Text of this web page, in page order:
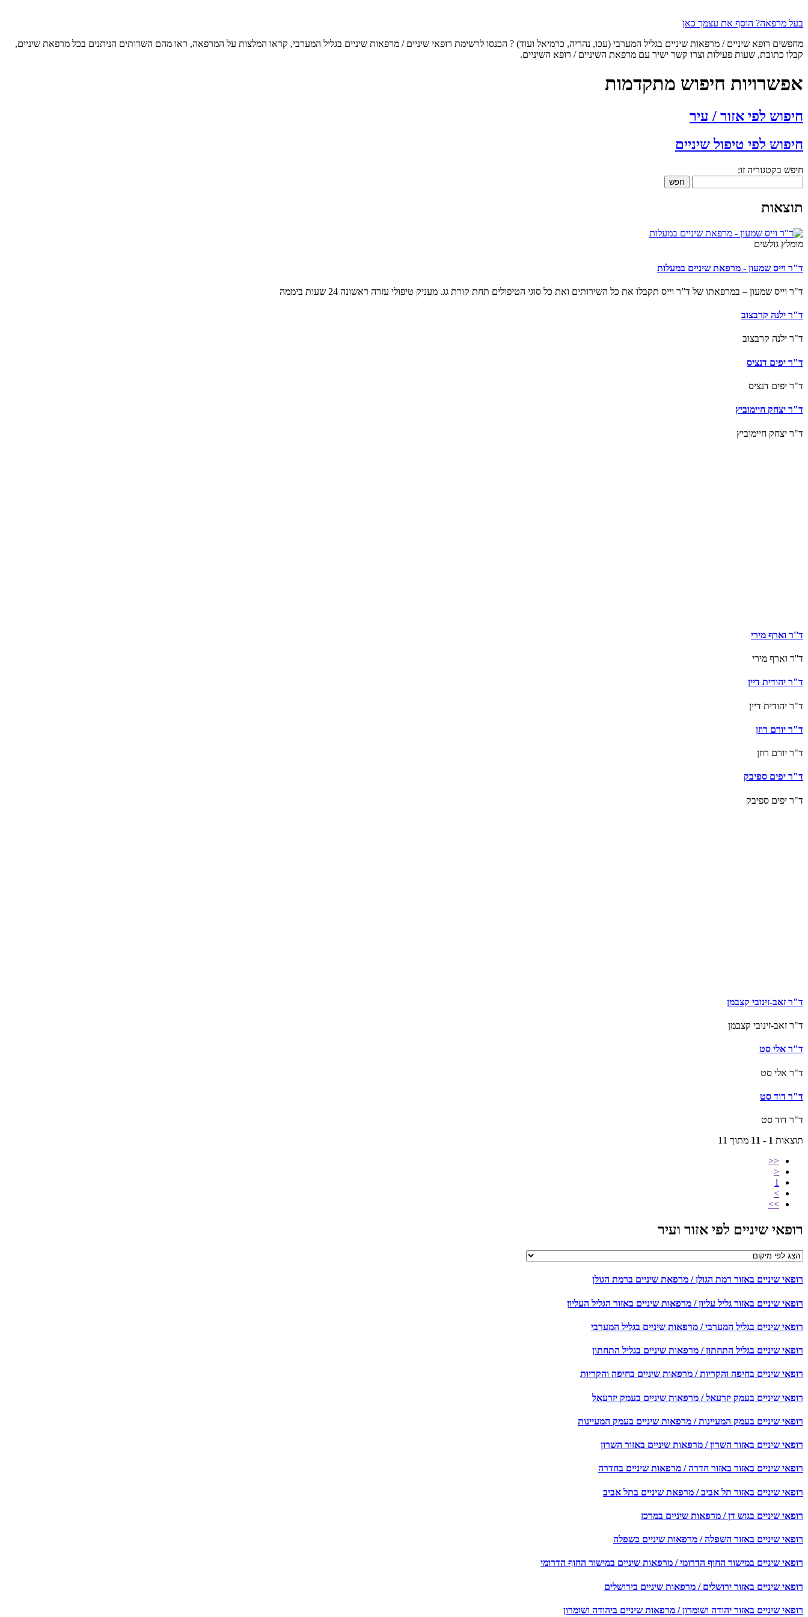
בעל מרפאה? הוסף את עצמך כאן
מחפשים רופא שיניים / מרפאות שיניים בגליל המערבי (עכו, נהריה, כרמיאל ועוד) ? הכנסו לרשימת רופאי שיניים / מרפאות שיניים בגליל המערבי, קראו המלצות על המרפאה, ראו מהם השרותים הניתנים בכל מרפאת שיניים,
קבלו כתובת, שעות פעילות וצרו קשר ישיר עם מרפאת השיניים / רופא השיניים.
אפשרויות חיפוש מתקדמות
חיפוש לפי אזור / עיר
חיפוש לפי טיפול שיניים
חיפש בקטגוריה זו:
חפש
תוצאות
מומלץ גולשים
ד"ר וייס שמעון - מרפאת שיניים במעלות
ד"ר וייס שמעון – במרפאתו של ד”ר וייס תקבלו את כל השירותים ואת כל סוגי הטיפולים תחת קורת גג. מעניק טיפולי עזרה ראשונה 24 שעות ביממה
ד"ר ילנה קרבצוב
ד"ר ילנה קרבצוב
ד"ר יפים דנציס
ד"ר יפים דנציס
ד"ר יצחק חיימוביץ
ד"ר יצחק חיימוביץ
ד''ר וארף מירי
ד''ר וארף מירי
ד"ר יהודית דיין
ד"ר יהודית דיין
ד"ר יורם רוזן
ד"ר יורם רוזן
ד"ר יפים ספיבק
ד"ר יפים ספיבק
ד"ר זאב-זינובי קצבמן
ד"ר זאב-זינובי קצבמן
ד"ר אלי סט
ד"ר אלי סט
ד"ר דוד סט
ד"ר דוד סט
תוצאות 1 - 11
מתוך 11
<<
<
1
>
>>
רופאי שיניים לפי אזור ועיר
רופאי שיניים באזור רמת הגולן / מרפאת שיניים ברמת הגולן
רופאי שיניים באזור גליל עליון / מרפאות שיניים באזור הגליל העליון
רופאי שיניים בגליל המערבי / מרפאות שיניים בגליל המערבי
רופאי שיניים בגליל התחתון / מרפאות שיניים בגליל התחתון
רופאי שיניים בחיפה והקריות / מרפאות שיניים בחיפה והקריות
רופאי שיניים בעמק יזרעאל / מרפאות שיניים בעמק יזרעאל
רופאי שיניים בעמק המעיינות / מרפאות שיניים בעמק המעיינות
רופאי שיניים באזור השרון / מרפאות שיניים באזור השרון
רופאי שיניים באזור באזור חדרה / מרפאות שיניים בחדרה
רופאי שיניים באזור תל אביב / מרפאת שיניים בתל אביב
רופאי שיניים בגוש דן / מרפאות שיניים במרכז
רופאי שיניים באזור השפלה / מרפאות שיניים בשפלה
רופאי שיניים במישור החוף הדרומי / מרפאות שיניים במישור החוף הדרומי
רופאי שיניים באזור ירושלים / מרפאות שיניים בירושלים
רופאי שיניים באזור יהודה ושומרון / מרפאות שיניים ביהודה ושומרון